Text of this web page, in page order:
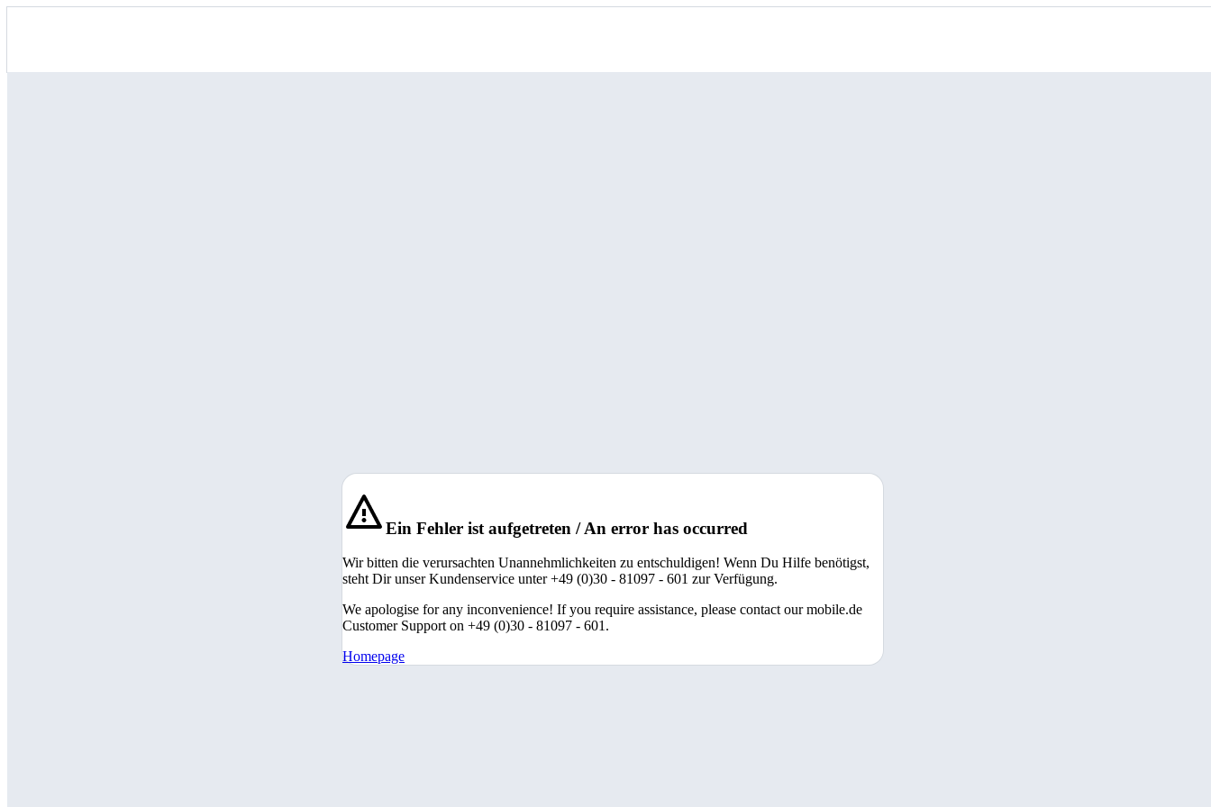
Ein Fehler ist aufgetreten / An error has occurred
Wir bitten die verursachten Unannehmlichkeiten zu entschuldigen! Wenn Du Hilfe benötigst,
steht Dir unser Kundenservice unter +49 (0)30 - 81097 - 601 zur Verfügung.
We apologise for any inconvenience! If you require assistance, please contact our mobile.de
Customer Support on +49 (0)30 - 81097 - 601.
Homepage